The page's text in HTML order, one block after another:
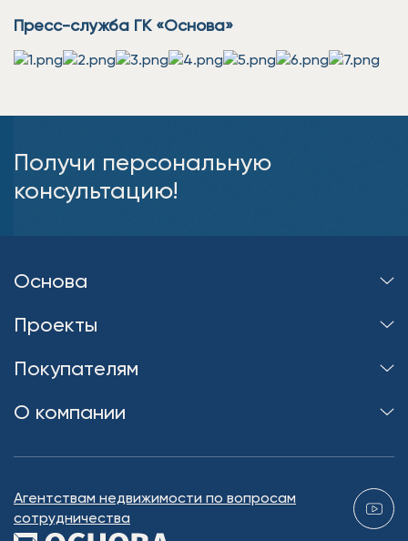
Пресс-служба ГК «Основа»
Получи персональную
консультацию!
Основа
Проекты
Покупателям
О компании
Агентствам недвижимости по вопросам
сотрудничества